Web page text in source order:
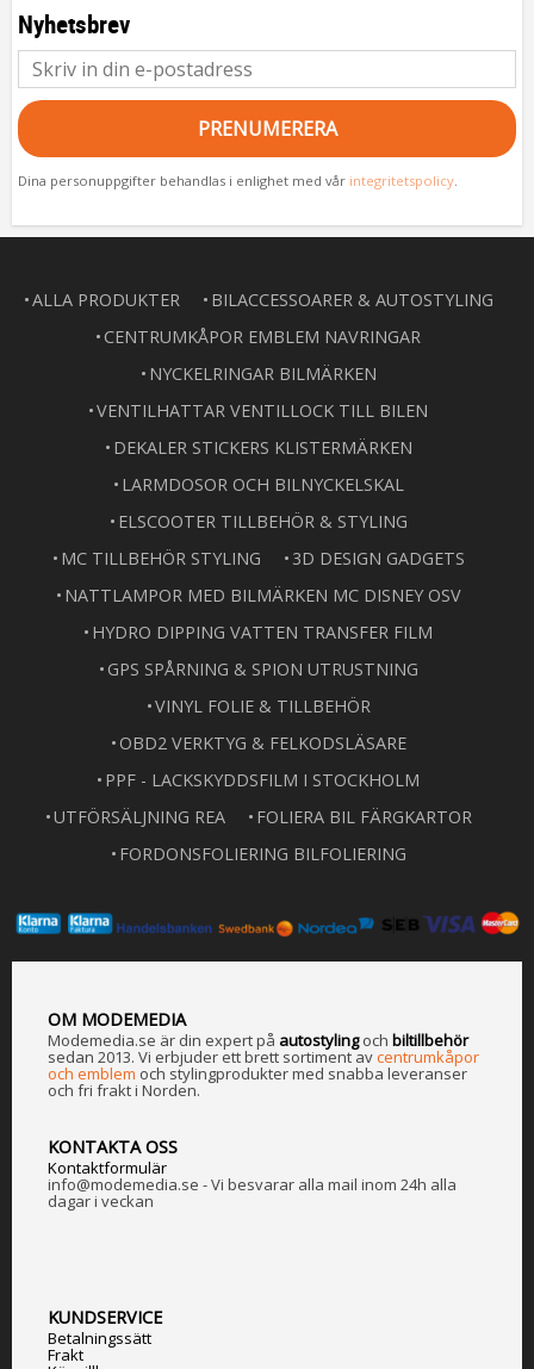
Nyhetsbrev
PRENUMERERA
Dina personuppgifter behandlas i enlighet med vår integritetspolicy
ALLA PRODUKTER
BILACCESSOARER & AUTOSTYLING
CENTRUMKÅPOR EMBLEM NAVRINGAR
NYCKELRINGAR BILMÄRKEN
VENTILHATTAR VENTILLOCK TILL BILEN
DEKALER STICKERS KLISTERMÄRKEN
LARMDOSOR OCH BILNYCKELSKAL
ELSCOOTER TILLBEHÖR & STYLING
MC TILLBEHÖR STYLING
3D DESIGN GADGETS
NATTLAMPOR MED BILMÄRKEN MC DISNEY OSV
HYDRO DIPPING VATTEN TRANSFER FILM
GPS SPÅRNING & SPION UTRUSTNING
VINYL FOLIE & TILLBEHÖR
OBD2 VERKTYG & FELKODSLÄSARE
PPF - LACKSKYDDSFILM I STOCKHOLM
UTFÖRSÄLJNING REA
FOLIERA BIL FÄRGKARTOR
FORDONSFOLIERING BILFOLIERING
OM MODEMEDIA
Modemedia.se är din expert på autostylingoch biltillbehör
sedan 2013. Vi erbjuder ett brett sortiment avcentrumkåpor
och emblem och stylingprodukter med snabba leveranser
och fri frakt i Norden.
KONTAKTA OSS
Kontaktformulär
info@modemedia.se - Vi besvarar alla mail inom 24h alla
dagar i veckan
KUNDSERVICE
Betalningssätt
Frakt